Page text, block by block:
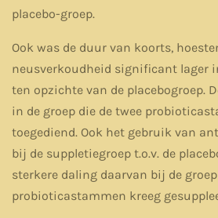
placebo-groep.
Ook was de duur van koorts,
neusverkoudheid significant lager
ten opzichte van de placebogroep.
in de groep die de twee
toegediend. Ook het gebruik van
bij de suppletiegroep t.o.v. de
sterkere daling daarvan bij de
probioticastammen kreeg